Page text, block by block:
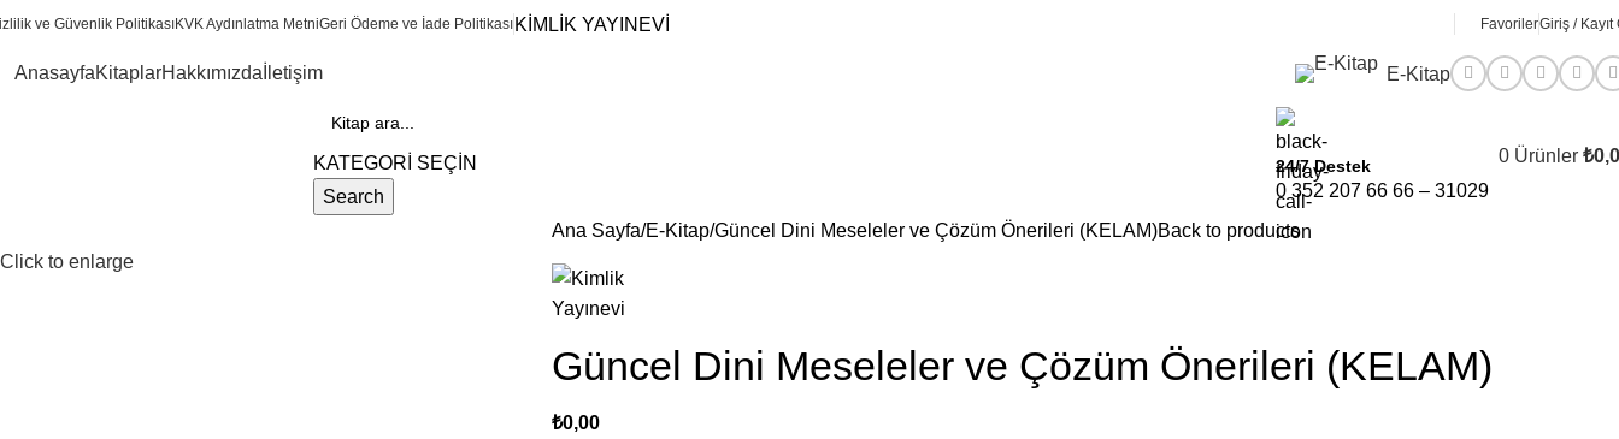
ve Güvenlik PolitikasıKVK Aydınlatma MetniGeri Ödeme ve İade Politikası KİMLİK YAYINEVİ FavorilerGiriş / Kayıt
AnasayfaKitaplarHakkımızda İletişim E-Kitap
KATEGORİ SEÇİN
Search
24/7 Destek
0 352 207 66 66 – 31029
0 Ürünler ₺
Click to enlarge
Ana Sayfa E-Kitap Güncel Dini Meseleler ve Çözüm Önerileri (KELAM)Back to products
Güncel Dini Meseleler ve Çözüm Önerileri (KELAM)
₺0,00